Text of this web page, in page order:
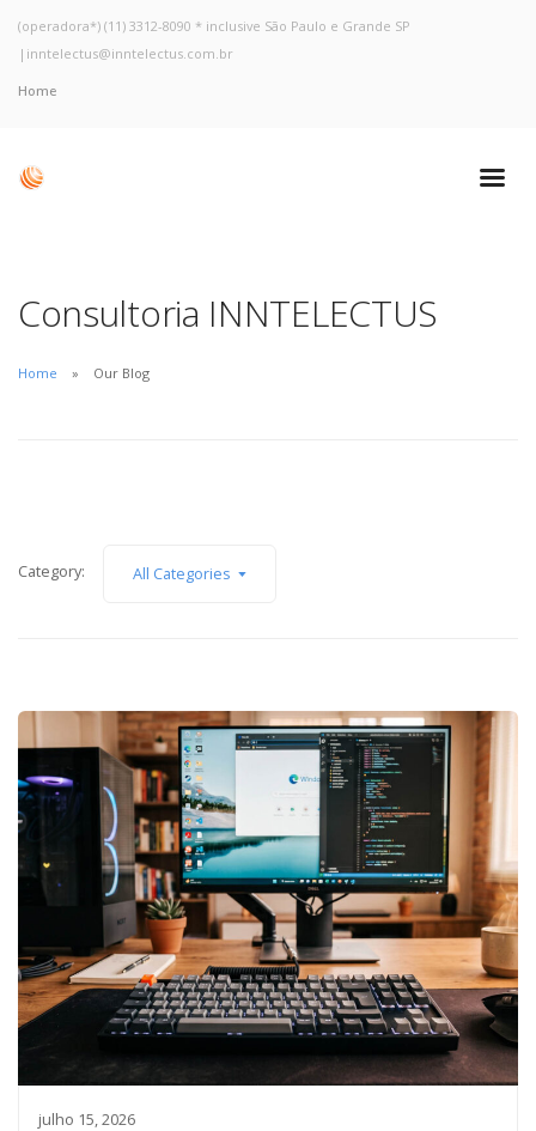
(operadora*) (11) 3312-8090 * inclusive São Paulo e Grande SP
| inntelectus@inntelectus.com.br
Home
Consultoria INNTELECTUS
Home Our Blog
Category: All Categories
julho 15, 2026